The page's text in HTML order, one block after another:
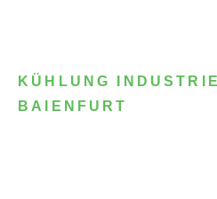
KÜHLUNG
BAIENFURT